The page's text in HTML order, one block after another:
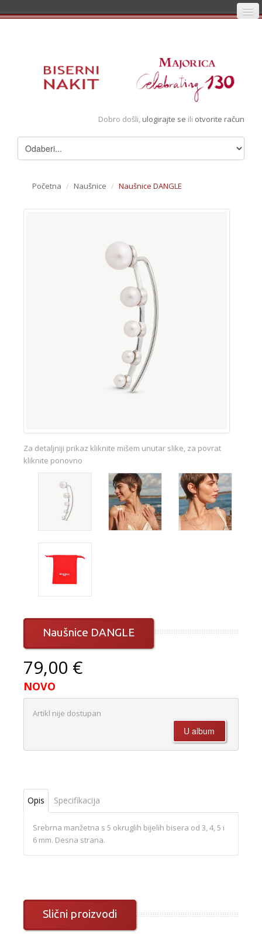
Registracija
Pregledani artikli
Dobro došli, ulogirajte se ili otvorite račun
Početna / Naušnice / Naušnice DANGLE
Za detaljniji prikaz kliknite mišem unutar slike, za povrat
kliknite ponovno
Naušnice DANGLE
79,00 €
NOVO
Artikl nije dostupan
Opis Specifikacija
Srebrna manžetna s 5 okruglih bijelih bisera od 3, 4, 5 i
6 mm. Desna strana.
Slični proizvodi